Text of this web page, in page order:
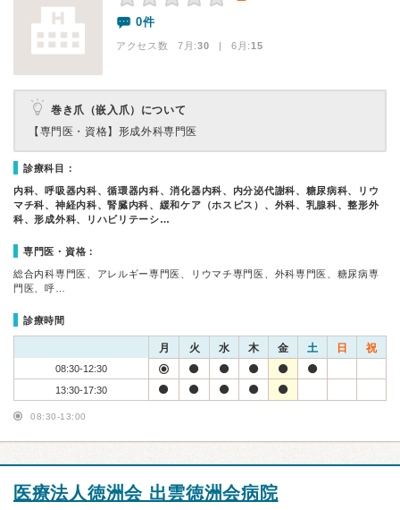
0件
アクセス数 7月:30 | 6月:15
巻き爪（嵌入爪）について
【専門医・資格】 形成外科専門医
診療科目：
内科、呼吸器内科、循環器内科、消化器内科、内分泌代謝科、糖尿病科、リウ
マチ科、神経内科、腎臓内科、緩和ケア（ホスピス）、外科、乳腺科、整形外
科、形成外科、リハビリテーシ…
専門医・資格：
総合内科専門医、アレルギー専門医、リウマチ専門医、外科専門医、糖尿病専
門医、呼…
診療時間
月 火 水 木 金 土 日 祝
08:30-12:30
13:30-17:30
08:30-13:00
医療法人徳洲会 出雲徳洲会病院